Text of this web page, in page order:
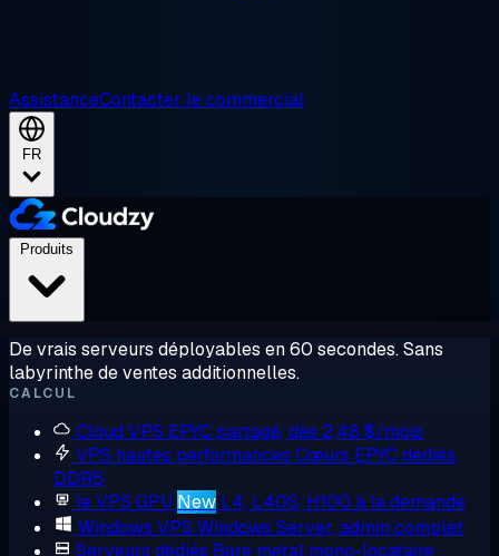
AssistanceContacter le commercial
FR
De vrais serveurs déployables en 60 secondes. Sans
labyrinthe de ventes additionnelles.
CALCUL
Cloud VPS EPYC partagé, dès 2,48 $/mois
VPS hautes performances Cœurs EPYC dédiés,
DDR5
le VPS GPU New L4, L40S, H100 à la demande
Windows VPS Windows Server, admin complet
Serveurs dédiés Bare metal mono-locataire